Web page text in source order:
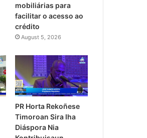
mobiliárias para
facilitar o acesso ao
crédito
August 5, 2026
PR Horta Rekoñese
Timoroan Sira Iha
Diáspora Nia